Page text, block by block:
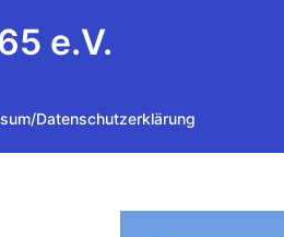
e.V.
Datenschutzerklärung